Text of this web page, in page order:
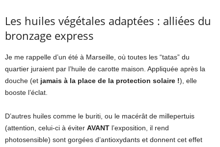
Les huiles végétales adaptées : alliées du
bronzage express
Je me rappelle d’un été à Marseille, où toutes les “tatas” du
quartier juraient par l’huile de carotte maison. Appliquée après la
douche (et jamais à la place de la protection solaire !), elle
booste l’éclat.
D’autres huiles comme le buriti, ou le macérât de millepertuis
(attention, celui-ci à éviter AVANT l’exposition, il rend
photosensible) sont gorgées d’antioxydants et donnent cet effet